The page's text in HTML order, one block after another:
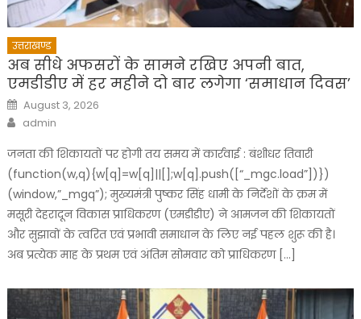
उत्तराखण्ड
अब सीधे अफसरों के सामने रखिए अपनी बात,
एमडीडीए में हर महीने दो बार लगेगा ‘समाधान दिवस’
Posted
on
August 3, 2026
Author
admin
जनता की शिकायतों पर होगी तय समय में कार्रवाई : बंशीधर तिवारी
(function(w,q){w[q]=w[q]||[];w[q].push([“_mgc.load”])})
(window,”_mgq”); मुख्यमंत्री पुष्कर सिंह धामी के निर्देशों के क्रम में
मसूरी देहरादून विकास प्राधिकरण (एमडीडीए) ने आमजन की शिकायतों
और सुझावों के त्वरित एवं प्रभावी समाधान के लिए नई पहल शुरू की है।
अब प्रत्येक माह के प्रथम एवं अंतिम सोमवार को प्राधिकरण […]